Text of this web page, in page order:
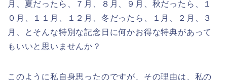
月、夏だったら、７月、８月、９月、秋だったら、１
０月、１１月、１２月、冬だったら、１月、２月、３
月、とそんな特別な記念日に何かお得な特典があって
もいいと思いませんか？
このように私自身思ったのですが、その理由は、私の